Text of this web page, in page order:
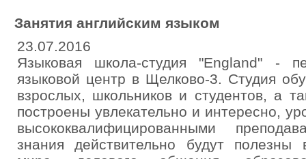
Занятия английским языком
23.07.2016
Языковая школа-студия "England" -
языковой центр в Щелково-3. Студия
взрослых, школьников и студентов, а
построены увлекательно и интересно,
высококвалифицированными
знания действительно будут полезны